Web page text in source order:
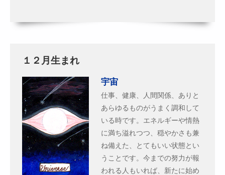
１２月生まれ
宇宙
仕事、健康、人間関係、ありと
あらゆるものがうまく調和して
いる時です。エネルギーや情熱
に満ち溢れつつ、穏やかさも兼
ね備えた、とてもいい状態とい
うことです。今までの努力が報
われる人もいれば、新たに始め